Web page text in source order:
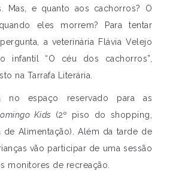
Mas, e quanto aos cachorros? O
eles morrem? Para tentar
a veterinária Flávia Velejo
infantil “O céu dos cachorros”,
na Tarrafa Literária.
no espaço reservado para as
Kids (2º piso do shopping,
de Alimentação). Além da tarde de
vão participar de uma sessão
monitores de recreação.